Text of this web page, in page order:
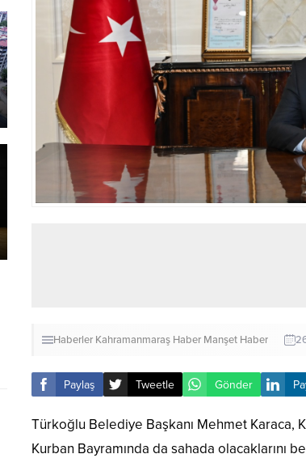
Haberler Kahramanmaraş Haber Manşet Haber
Paylaş Tweetle Gönder
Türkoğlu Belediye Başkanı Mehmet Karaca,
Kurban Bayramında da sahada olacaklarını